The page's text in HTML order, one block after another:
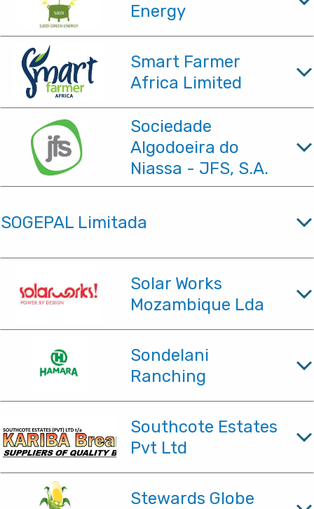
Energy
Smart Farmer
Africa Limited
Sociedade
Algodoeira do
Niassa - JFS, S.A.
SOGEPAL Limitada
Solar Works
Mozambique Lda
Sondelani
Ranching
Southcote Estates
Pvt Ltd
Stewards Globe